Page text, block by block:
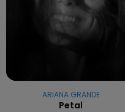
ARIANA GRANDE
Petal